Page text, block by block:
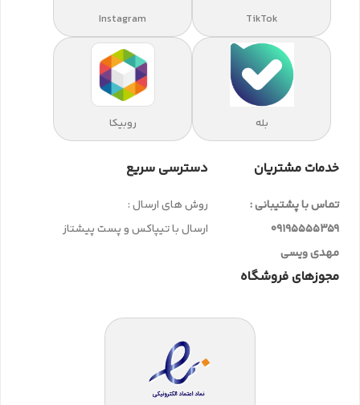
TikTok
Instagram
بله روبیکا
خدمات مشتریان
تماس با پشتیبانی :
09195555359
مهدی ویسی
دسترسی سریع
روش های ارسال :
ارسال با تیپاکس و پست پیشتاز
مجوزهای فروشگاه